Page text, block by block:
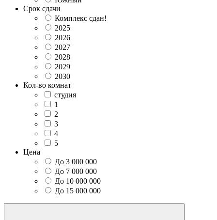
Срок сдачи
Комплекс сдан!
2025
2026
2027
2028
2029
2030
Кол-во комнат
студия
1
2
3
4
5
Цена
До 3 000 000
До 7 000 000
До 10 000 000
До 15 000 000